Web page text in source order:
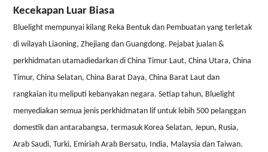
Kecekapan Luar Biasa
Bluelight mempunyai kilang Reka Bentuk dan Pembuatan yang terletak
di wilayah Liaoning, Zhejiang dan Guangdong. Pejabat jualan &
perkhidmatan utamadiedarkan di China Timur Laut, China Utara, China
Timur, China Selatan, China Barat Daya, China Barat Laut dan
rangkaian itu meliputi kebanyakan negara. Setiap tahun, Bluelight
menyediakan semua jenis perkhidmatan lif untuk lebih 500 pelanggan
domestik dan antarabangsa, termasuk Korea Selatan, Jepun, Rusia,
Arab Saudi, Turki, Emiriah Arab Bersatu, India, Malaysia dan Taiwan.